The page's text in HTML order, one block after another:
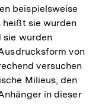
beispielsweise
heißt sie wurden
sie wurden
von
versuchen
Milieus, den
in dieser